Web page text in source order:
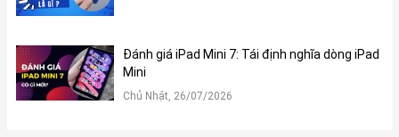
cách tự nhiên và chuyên nghiệp hơn.Đánh giá iPad Mini 7: Tái định nghĩa dòng iPad
Mini
Chủ Nhật, 26/07/2026